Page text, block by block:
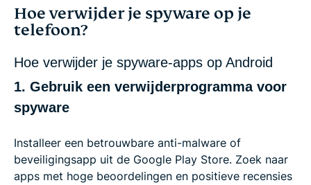
Hoe verwijder je spyware op je
telefoon?
Hoe verwijder je spyware-apps op Android
1. Gebruik een verwijderprogramma voor
spyware
Installeer een betrouwbare anti-malware of
beveiligingsapp uit de Google Play Store. Zoek naar
apps met hoge beoordelingen en positieve recensies